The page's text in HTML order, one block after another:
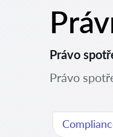
Právo
Právo